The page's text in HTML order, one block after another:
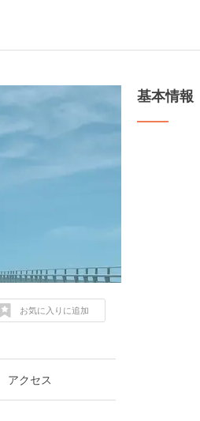
お気に入りに追加
アクセス
基本情報